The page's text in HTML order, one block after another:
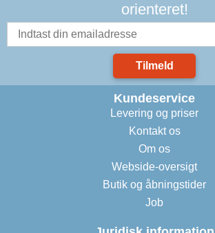
orienteret!
Tilmeld
Kundeservice
Levering og priser
Kontakt os
Om os
Webside-oversigt
Butik og åbningstider
Job